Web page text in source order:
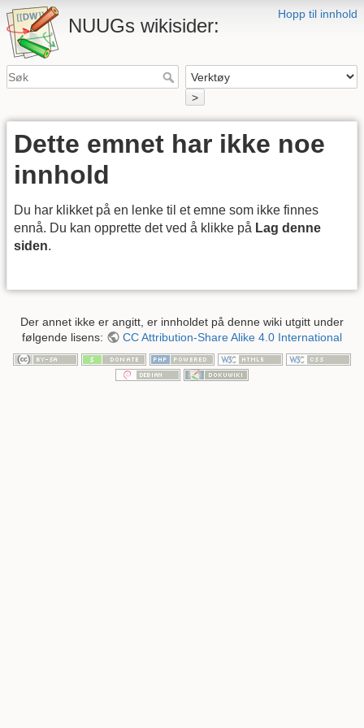
Hopp til innhold
NUUGs wikisider:
>
Dette emnet har ikke noe
innhold
Du har klikket på en lenke til et emne som ikke finnes
ennå. Du kan opprette det ved å klikke på Lag denne
siden.
Der annet ikke er angitt, er innholdet på denne wiki utgitt under
følgende lisens:
CC Attribution-Share Alike 4.0 International